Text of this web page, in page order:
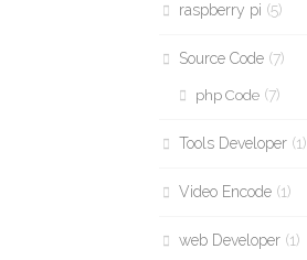
raspberry pi (5)
Source Code (7)
php Code (7)
Tools Developer (1)
Video Encode (1)
web Developer (1)